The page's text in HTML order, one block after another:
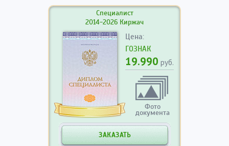
Специалист
2014-2026 Киржач
Цена:
ГОЗНАК
19.990 руб.
Фото
документа
ЗАКАЗАТЬ